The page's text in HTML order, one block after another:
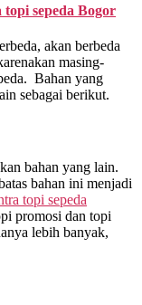
topi sepeda Bogor
akan berbeda
masing-
Bahan yang
sebagai berikut.
bahan yang lain.
bahan ini menjadi
topi sepeda
promosi dan topi
lebih banyak,